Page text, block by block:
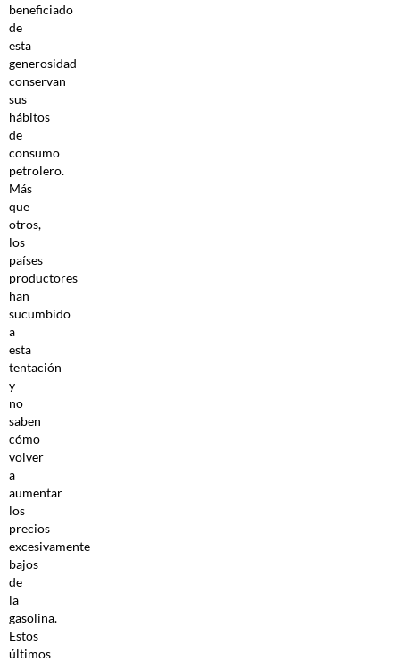
beneficiado
de
esta
generosidad
conservan
sus
hábitos
de
consumo
petrolero.
Más
que
otros,
los
países
productores
han
sucumbido
a
esta
tentación
y
no
saben
cómo
volver
a
aumentar
los
precios
excesivamente
bajos
de
la
gasolina.
Estos
últimos